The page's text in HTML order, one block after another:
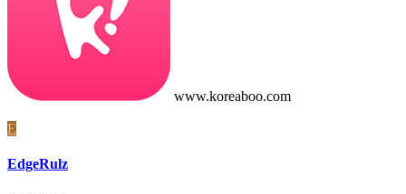
www.koreaboo.com
E
EdgeRulz